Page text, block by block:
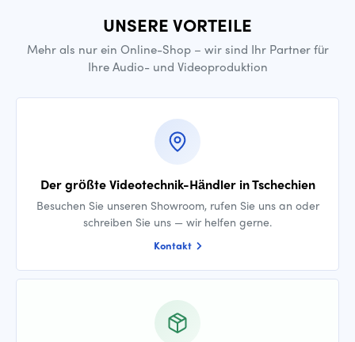
UNSERE VORTEILE
Mehr als nur ein Online-Shop – wir sind Ihr Partner für
Ihre Audio- und Videoproduktion
Der größte Videotechnik-Händler in Tschechien
Besuchen Sie unseren Showroom, rufen Sie uns an oder
schreiben Sie uns — wir helfen gerne.
Kontakt